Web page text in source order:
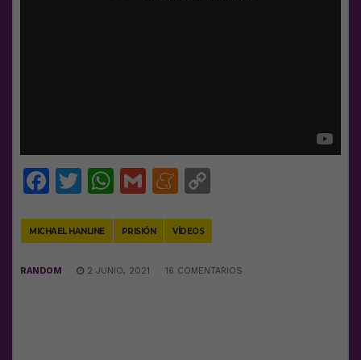
Facebook
Twitter
WhatsApp
GmailMeneame
MICHAEL HANLINE PRISIÓN VÍDEOS
RANDOM 2 JUNIO, 2021 16 COMENTARIOS